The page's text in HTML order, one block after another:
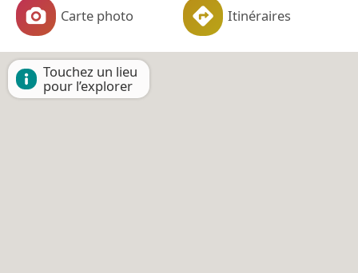
Carte photo Itinéraires
Touchez un lieu
pour l’explorer